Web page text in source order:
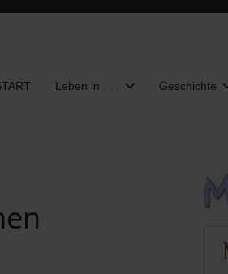
Leben in . . . Geschichte